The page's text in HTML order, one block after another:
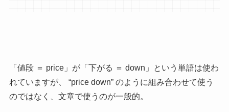
「値段 ＝ price」が「下がる ＝ down」という単語は使わ
れていますが、 “price down” のように組み合わせて使う
のではなく、文章で使うのが一般的。